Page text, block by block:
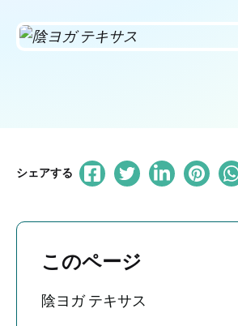
シェアする
このページ
陰ヨガ テキサス